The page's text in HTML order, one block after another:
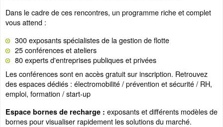
Dans le cadre de ces rencontres, un programme riche et complet
vous attend :
300 exposants spécialistes de la gestion de flotte
25 conférences et ateliers
80 experts d'entreprises publiques et privées
Les conférences sont en accès gratuit sur inscription. Retrouvez
des espaces dédiés : électromobilité / prévention et sécurité / RH,
emploi, formation / start-up
Espace bornes de recharge : exposants et différents modèles de
bornes pour visualiser rapidement les solutions du marché.